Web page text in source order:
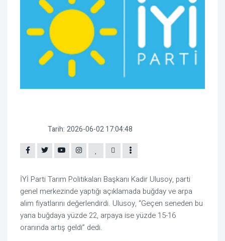
Tarih: 2026-06-02 17:04:48
İYİ Parti Tarım Politikaları Başkanı Kadir Ulusoy, parti
genel merkezinde yaptığı açıklamada buğday ve arpa
alım fiyatlarını değerlendirdi. Ulusoy, “Geçen seneden bu
yana buğdaya yüzde 22, arpaya ise yüzde 15-16
oranında artış geldi” dedi.